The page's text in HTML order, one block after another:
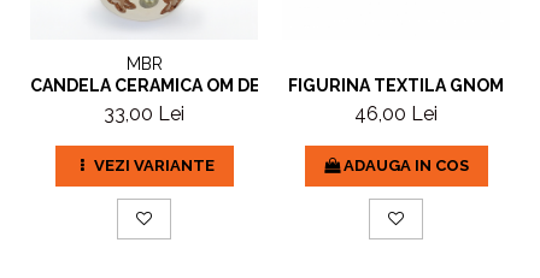
MBR
CANDELA CERAMICA OM DE ZAPADA
33,00 Lei
VEZI VARIANTE
FIGURINA TEXTILA GNOM
46,00 Lei
ADAUGA IN COS